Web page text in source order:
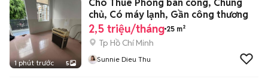
1 phút trước 5
Cho Thuê Phòng ban công, Chung
chủ, Có máy lạnh, Gần công thương
2,5 triệu/tháng 25 m²
Tp Hồ Chí Minh
Sunnie Dieu Thu